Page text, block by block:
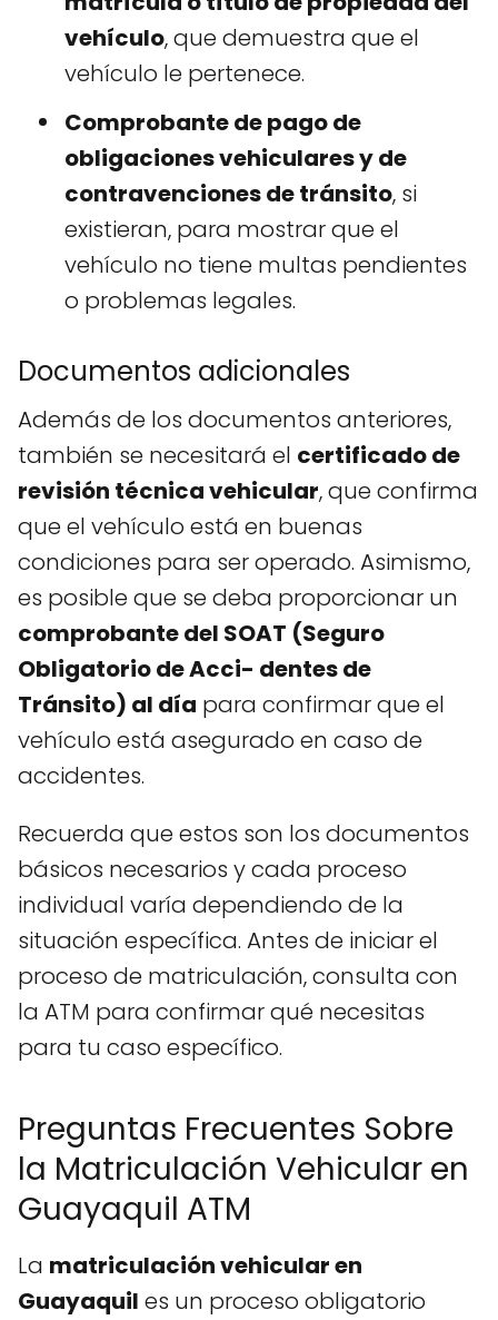
vehículo, que demuestra que el
vehículo le pertenece.
Comprobante de pago de
obligaciones vehiculares y de
contravenciones de tránsito, si
existieran, para mostrar que el
vehículo no tiene multas pendientes
o problemas legales.
Documentos adicionales
Además de los documentos anteriores,
también se necesitará el certificado de
revisión técnica vehicular, que confirma
que el vehículo está en buenas
condiciones para ser operado. Asimismo,
es posible que se deba proporcionar un
comprobante del SOAT (Seguro
Obligatorio de Acci- dentes de
Tránsito) al día para confirmar que el
vehículo está asegurado en caso de
accidentes.
Recuerda que estos son los documentos
básicos necesarios y cada proceso
individual varía dependiendo de la
situación específica. Antes de iniciar el
proceso de matriculación, consulta con
la ATM para confirmar qué necesitas
para tu caso específico.
Preguntas Frecuentes Sobre
la Matriculación Vehicular en
Guayaquil ATM
La matriculación vehicular en
Guayaquil es un proceso obligatorio